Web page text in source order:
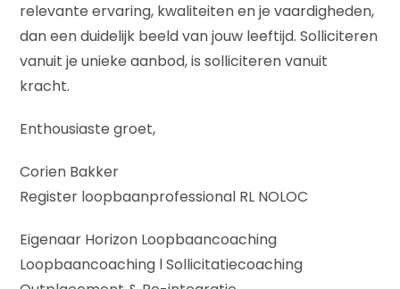
relevante ervaring, kwaliteiten en je vaardigheden,
dan een duidelijk beeld van jouw leeftijd. Solliciteren
vanuit je unieke aanbod, is solliciteren vanuit
kracht.
Enthousiaste groet,
Corien Bakker
Register loopbaanprofessional RL NOLOC
Eigenaar Horizon Loopbaancoaching
Loopbaancoaching l Sollicitatiecoaching